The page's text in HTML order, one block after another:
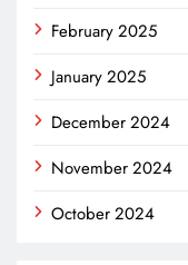
February 2025
January 2025
December 2024
November 2024
October 2024